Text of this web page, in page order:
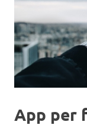
App per